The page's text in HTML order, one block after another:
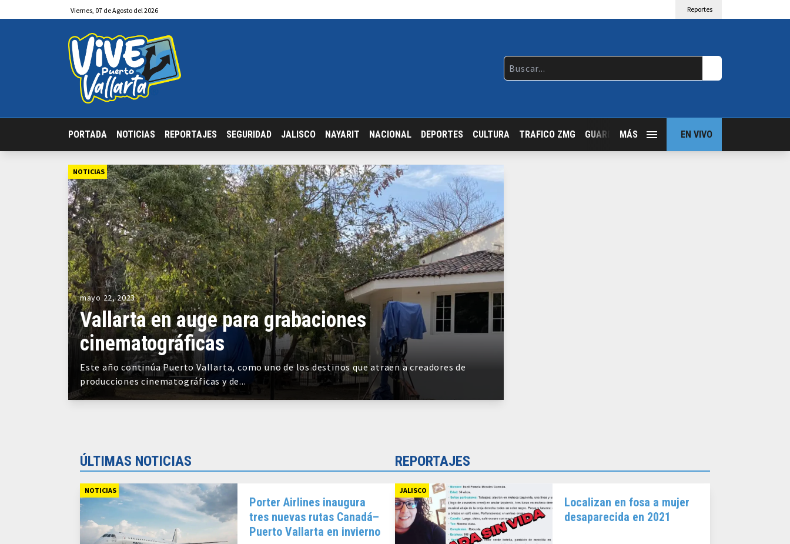
Viernes, 07 deAgosto del 2026 Reportes
PORTADA NOTICIAS REPORTAJES SEGURIDAD JALISCO NAYARIT NACIONAL DEPORTES CULTURA TRAFICO ZMG GUARDIA NOCTURNA GUADALAJARA FOLLOW
MÁS EN VIVO
NOTICIAS
mayo 22, 2023
Vallarta en auge para grabaciones
cinematográficas
Este año continúa Puerto Vallarta, como uno de los destinos que atraen a creadores de
producciones cinematográficas y de...
ÚLTIMAS NOTICIAS
NOTICIAS
Porter Airlines inaugura
tres nuevas rutas Canadá–
Puerto Vallarta en invierno
REPORTAJES
JALISCO
Localizan en fosa a mujer
desaparecida en 2021